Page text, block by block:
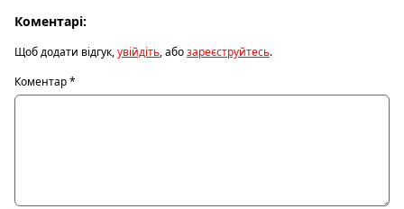
Коментарі:
Щоб додати відгук,увійдіть, абозареєструйтесь.
Коментар*